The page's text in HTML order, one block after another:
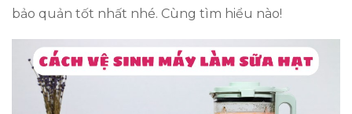
bảo quản tốt nhất nhé. Cùng tìm hiểu nào!